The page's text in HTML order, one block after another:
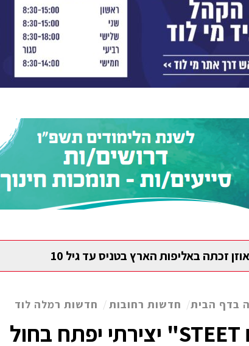
זכתה באליפות הארץ בטניס עד גיל 10
בדף הבית/ חדשות רחובות/ חדשות רמלה לוד
"מתחם STEET" יצירתי יפתח בחול